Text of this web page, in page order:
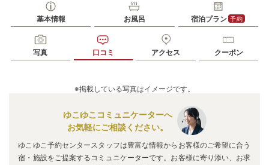
基本情報 お風呂 宿泊プラン 予約
写真 口コミ アクセス クーポン
※掲載している写真はイメージです。
ゆこゆこコミュニケーターへ
お気軽にご相談ください。
ゆこゆこ予約センタースタッフは豊富な情報からお客様のご希望に合う
宿・施設をご提案するコミュニケーターです。お客様に寄り添い、お求